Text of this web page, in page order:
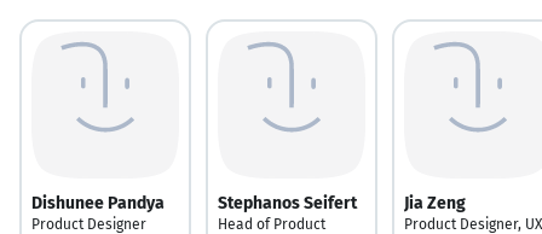
Dishunee Pandya
Product Designer
Stephanos Seifert
Head of Product
Jia Zeng
Product Designer, UX